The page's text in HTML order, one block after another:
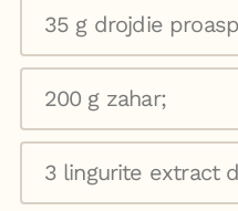
35 g drojdie
200 g zahar;
3 lingurite extract